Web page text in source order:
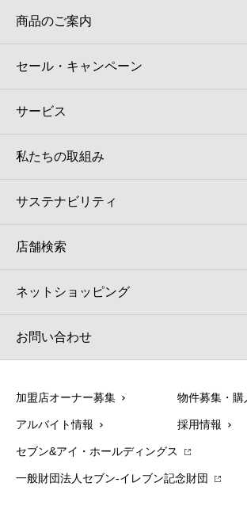
荷物預かりサービス「ecbocloakエクボクロー
パウダースペース ラブン（店舗限定）
ソフトバンクギフト
商品のご案内
セール・キャンペーン
サービス
私たちの取組み
サステナビリティ
店舗検索
ネットショッピング
お問い合わせ
加盟店オーナー募集 物件募集・購
アルバイト情報 採用情報
セブン&アイ・ホールディングス
一般財団法人セブン-イレブン記念財団